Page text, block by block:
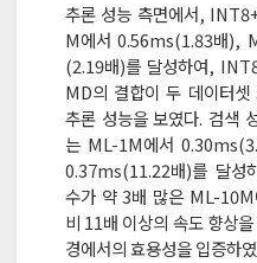
추론 성능 측면에서,
M에서 0.56ms(1.83배),
(2.19배)를 달성하여,
MD의 결합이 두 데이터셋
추론 성능을 보였다. 검색
는 ML-1M에서
0.37ms(11.22배)를 달성
수가 약 3배 많은 ML-
비 11배 이상의 속도 향상
경에서의 효용성을 입증하